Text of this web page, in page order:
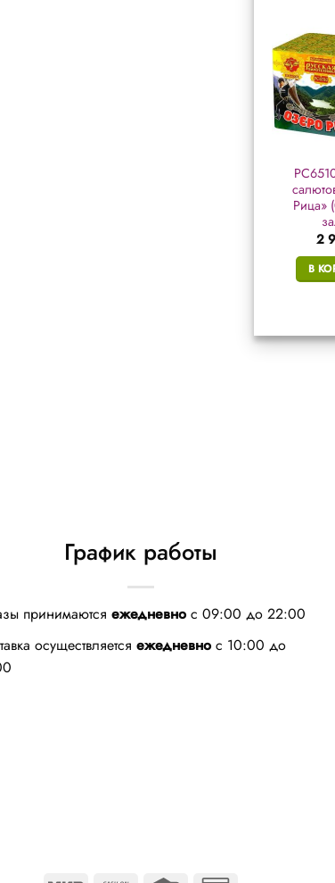
Рица»
2
В
График работы
принимаются ежедневнос 09:00 до 22:00
осуществляется ежедневнос 10:00 до